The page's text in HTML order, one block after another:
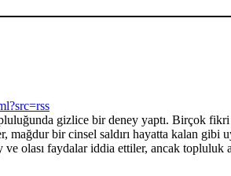
gizlice bir deney yaptı. Birçok
mağdur bir cinsel saldırı hayatta kalan gibi
olası faydalar iddia ettiler, ancak topluluk